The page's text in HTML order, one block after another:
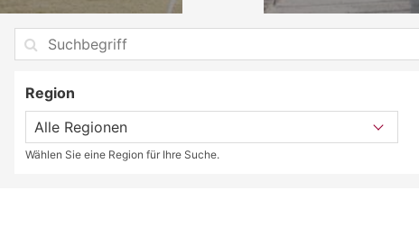
Region
Wählen Sie eine Region für Ihre Suche.